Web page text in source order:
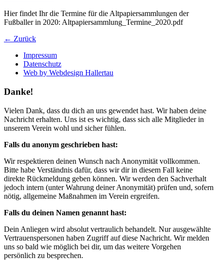
Hier findet Ihr die Termine für die Altpapiersammlungen der
Fußballer in 2020: Altpapiersammlung_Termine_2020.pdf
← Zurück
Impressum
Datenschutz
Web by Webdesign Hallertau
Danke!
Vielen Dank, dass du dich an uns gewendet hast. Wir haben deine
Nachricht erhalten. Uns ist es wichtig, dass sich alle Mitglieder in
unserem Verein wohl und sicher fühlen.
Falls du anonym geschrieben hast:
Wir respektieren deinen Wunsch nach Anonymität vollkommen.
Bitte habe Verständnis dafür, dass wir dir in diesem Fall keine
direkte Rückmeldung geben können. Wir werden den Sachverhalt
jedoch intern (unter Wahrung deiner Anonymität) prüfen und, sofern
nötig, allgemeine Maßnahmen im Verein ergreifen.
Falls du deinen Namen genannt hast:
Dein Anliegen wird absolut vertraulich behandelt. Nur ausgewählte
Vertrauenspersonen haben Zugriff auf diese Nachricht. Wir melden
uns so bald wie möglich bei dir, um das weitere Vorgehen
persönlich zu besprechen.